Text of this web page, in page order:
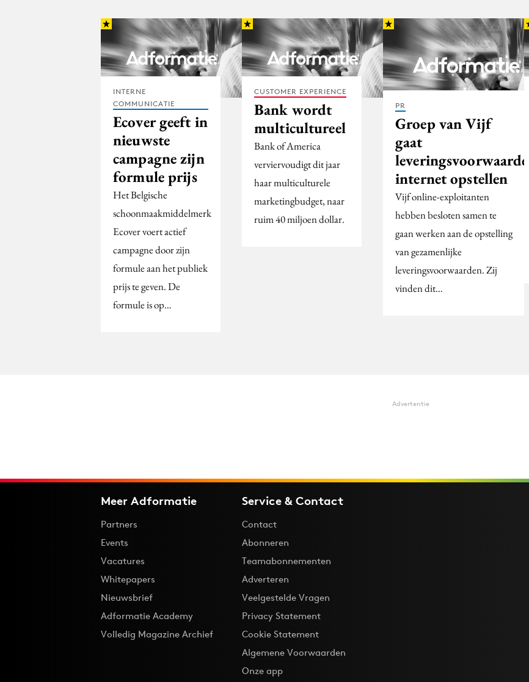
INTERNE
COMMUNICATIE
Ecover geeft in
nieuwste
campagne zijn
formule prijs
Het Belgische
schoonmaakmiddelmerk
Ecover voert actief
campagne door zijn
formule aan het publiek
prijs te geven. De
formule is op…
CUSTOMER EXPERIENCE
Bank wordt
multicultureel
Bank of America
verviervoudigt dit jaar
haar multiculturele
marketingbudget, naar
ruim 40 miljoen dollar.
PR
Groep van Vijf
gaat
internet opstellen
Vijf online-exploitanten
hebben besloten samen te
gaan werken aan de opstelling
van gezamenlijke
leveringsvoorwaarden. Zij
vinden dit…
Advertentie
Meer Adformatie
Partners
Events
Vacatures
Whitepapers
Nieuwsbrief
Adformatie Academy
Volledig Magazine Archief
Service & Contact
Contact
Abonneren
Teamabonnementen
Adverteren
Veelgestelde Vragen
Privacy Statement
Cookie Statement
Algemene Voorwaarden
Onze app